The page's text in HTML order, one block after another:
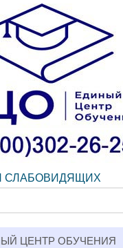
СЛАБОВИДЯЩИХ
ЦЕНТР ОБУЧЕНИЯ